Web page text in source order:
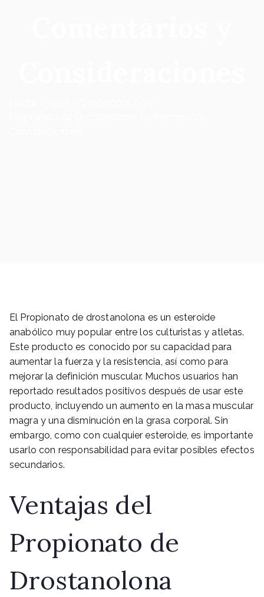
El Propionato de drostanolona es un esteroide
anabólico muy popular entre los culturistas y atletas.
Este producto es conocido por su capacidad para
aumentar la fuerza y la resistencia, así como para
mejorar la definición muscular. Muchos usuarios han
reportado resultados positivos después de usar este
producto, incluyendo un aumento en la masa muscular
magra y una disminución en la grasa corporal. Sin
embargo, como con cualquier esteroide, es importante
usarlo con responsabilidad para evitar posibles efectos
secundarios.
Ventajas del
Propionato de
Drostanolona